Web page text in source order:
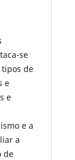
se
de
e
e
e a
a
de